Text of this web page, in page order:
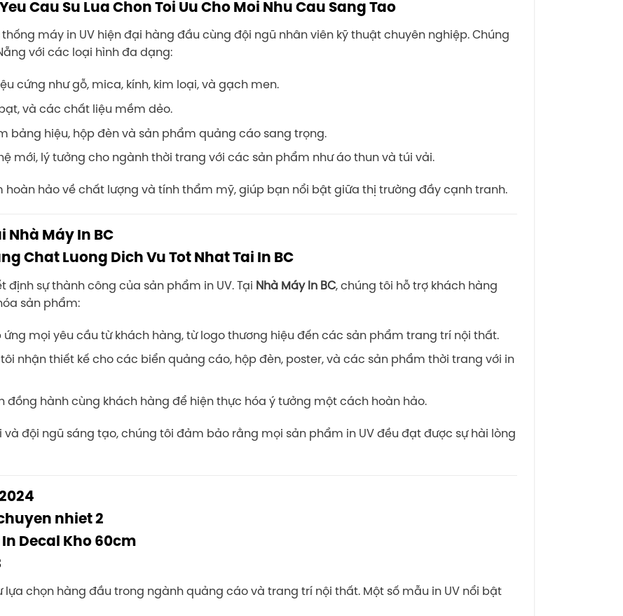
thống máy in UV hiện đại hàng đầu cùng đội ngũ nhân viên kỹ thuật chuyên nghiệp. Chúng
với các loại hình đa dạng:
cứng như gỗ, mica, kính, kim loại, và gạch men.
và các chất liệu mềm dẻo.
bảng hiệu, hộp đèn và sản phẩm quảng cáo sang trọng.
mới, lý tưởng cho ngành thời trang với các sản phẩm như áo thun và túi vải.
hảo về chất lượng và tính thẩm mỹ, giúp bạn nổi bật giữa thị trường đầy cạnh tranh.
Nhà Máy In BC
sự thành công của sản phẩm in UV. Tại Nhà Máy In BC, chúng tôi hỗ trợ khách hàng
sản phẩm:
mọi yêu cầu từ khách hàng, từ logo thương hiệu đến các sản phẩm trang trí nội thất.
nhận thiết kế cho các biển quảng cáo, hộp đèn, poster, và các sản phẩm thời trang với in
đồng hành cùng khách hàng để hiện thực hóa ý tưởng một cách hoàn hảo.
và đội ngũ sáng tạo, chúng tôi đảm bảo rằng mọi sản phẩm in UV đều đạt được sự hài lòng
lựa chọn hàng đầu trong ngành quảng cáo và trang trí nội thất. Một số mẫu in UV nổi bật